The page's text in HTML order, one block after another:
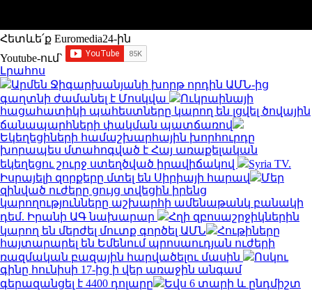
Հետևե՛ք Euromedia24-ին
Youtube-ում`
Լրահոս
Արմեն Ջիգարխանյանի խորթ որդին ԱՄՆ-ից
գաղտնի ժամանել է Մոսկվա
Ուկրաինայի
հացահատիկի պահեստները կարող են լցվել ծովային
ճանապարհների փակման պատճառով
Եկեղեցիների համաշխարհային խորհուրդը
խորապես մտահոգված է Հայ առաքելական
եկեղեցու շուրջ ստեղծված իրավիճակով
Syria TV.
Իսրայելի զորքերը մտել են Սիրիայի հարավ
Մեր
զինված ուժերը ցույց տվեցին իրենց
կարողությունները աշխարհի ամենաթանկ բանակի
դեմ. Իրանի ԱԳ նախարար
Հղի զբոսաշրջիկներին
կարող են մերժել մուտք գործել ԱՄՆ
Հութիները
հայտարարել են Եմենում պրոսաուդյան ուժերի
ռազմական բազային հարվածելու մասին
Ոսկու
գինը հունիսի 17-ից ի վեր առաջին անգամ
գերազանցել է 4400 դոլարը
Եվս 6 տարի և ընդմիշտ